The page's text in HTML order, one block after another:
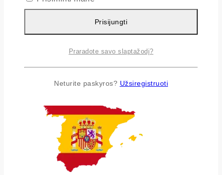
Airija
Prisijungti
Praradote savo slaptažodį?
Neturite paskyros? Užsiregistruoti